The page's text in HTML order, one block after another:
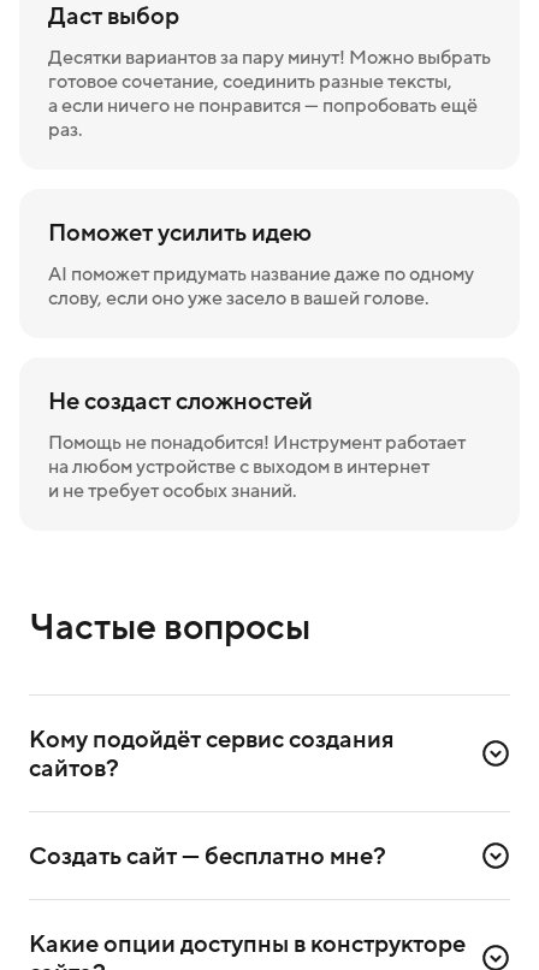
Даст выбор
Десятки вариантов за пару минут! Можно выбрать
готовое сочетание, соединить разные тексты,
а если ничего не понравится — попробовать ещё
раз.
Поможет усилить идею
AI поможет придумать название даже по одному
слову, если оно уже засело в вашей голове.
Не создаст сложностей
Помощь не понадобится! Инструмент работает
на любом устройстве с выходом в интернет
и не требует особых знаний.
Частые вопросы
Кому подойдёт сервис создания
сайтов?
Они подходят предпринимателям, которые хотят
рассказать о себе или своём бизнесе. Вот самые
распространённые форматы:
1. Сайт для личного бренда. Пример: продвижение
Создать сайт — бесплатно мне?
результат не устроит сразу, можно попробовать ещё —
до тех пор, пока не получите нужный результат.
Какие опции доступны в конструкторе